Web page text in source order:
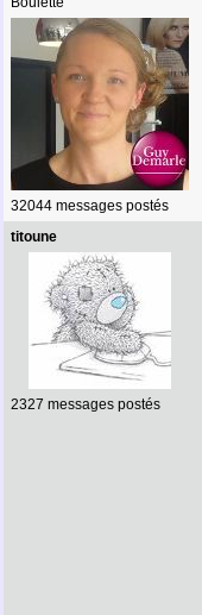
32044 messages postés
titoune
2327 messages postés